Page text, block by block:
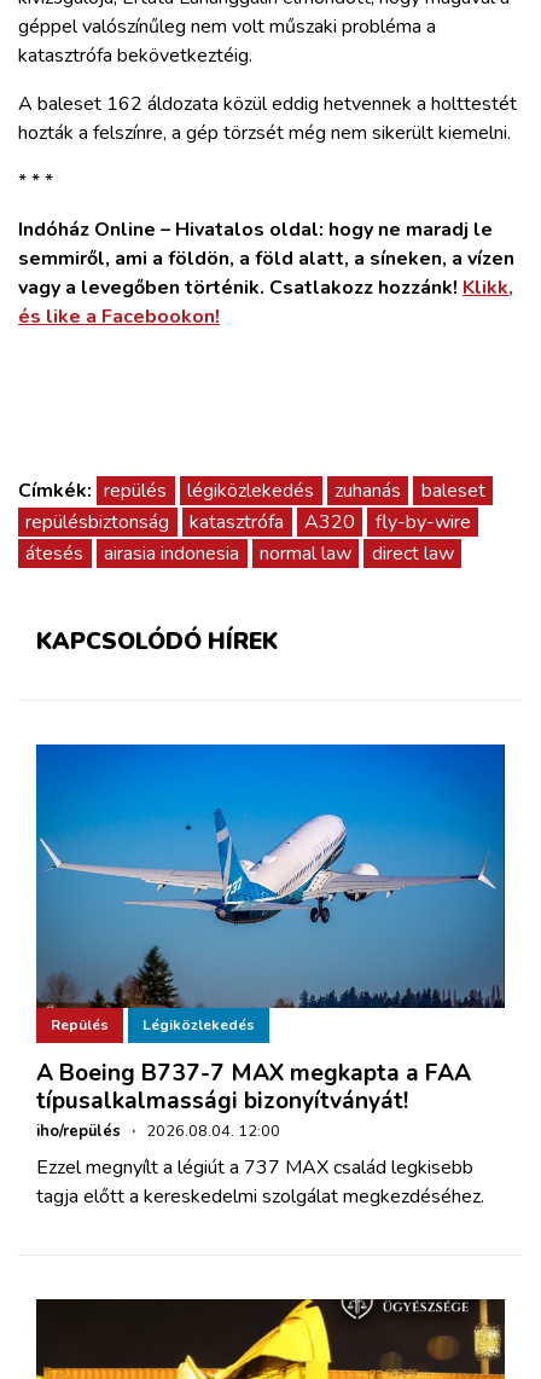
géppel valószínűleg nem volt műszaki probléma a
katasztrófa bekövetkeztéig.
A baleset 162 áldozata közül eddig hetvennek a holttestét
hozták a felszínre, a gép törzsét még nem sikerült kiemelni.
* * *
Indóház Online – Hivatalos oldal: hogy ne maradj le
semmiről, ami a földön, a föld alatt, a síneken, a vízen
vagy a levegőben történik. Csatlakozz hozzánk! Klikk,
és like a Facebookon!
Címkék: repülés légiközlekedés zuhanás
baleset
repülésbiztonság
katasztrófa A320
fly-by-wire
átesés
airasia indonesia normal law direct law
KAPCSOLÓDÓ HÍREK
Repülés Légiközlekedés
A Boeing B737-7 MAX megkapta a FAA
típusalkalmassági bizonyítványát!
iho/repülés · 2026.08.04. 12:00
Ezzel megnyílt a légiút a 737 MAX család legkisebb
tagja előtt a kereskedelmi szolgálat megkezdéséhez.